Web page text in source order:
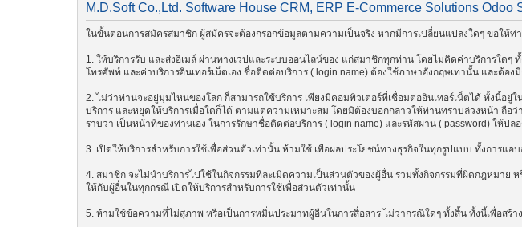
)
M.D.Soft Co.,Ltd. Software House CRM, ERP E-Commerce Solutions
ในขั้นตอนการสมัครสมาชิก ผู้สมัครจะต้องกรอกข้อมูลตามความเป็นจริง หากมีการเปลี่ยนแปลงใดๆ ขอให้
1. ให้บริการรับ และส่งอีเมล์ ผ่านทางเวปและระบบออนไลน์ของ แก่สมาชิกทุกท่าน โดยไม่คิดค่าบริการใด
โทรศัพท์ และค่าบริการอินเทอร์เน็ตเอง ชื่อติดต่อบริการ ( login name) ต้องใช้ภาษาอังกฤษเท่านั้น และต้อง
2. ไม่ว่าท่านจะอยู่มุมไหนของโลก ก็สามารถใช้บริการ เพียงมีคอมพิวเตอร์ที่เชื่อมต่ออินเทอร์เน็ตได้ ทั้งนี้
บริการ และหยุดให้บริการเมื่อใดก็ได้ ตามแต่ความเหมาะสม โดยมิต้องบอกกล่าวให้ท่านทราบล่วงหน้า ถื
ราบว่า เป็นหน้าที่ของท่านเอง ในการรักษาชื่อติดต่อบริการ ( login name) และรหัสผ่าน ( password) ให้ป
3. เปิดให้บริการสำหรับการใช้เพื่อส่วนตัวเท่านั้น ห้ามใช้ เพื่อผลประโยชน์ทางธุรกิจในทุกรูปแบบ ทั้งการ
4. สมาชิก จะไม่นำบริการไปใช้ในกิจกรรมที่ละเมิดความเป็นส่วนตัวของผู้อื่น รวมทั้งกิจกรรมที่ผิดกฎหมาย
ให้กับผู้อื่นในทุกกรณี เปิดให้บริการสำหรับการใช้เพื่อส่วนตัวเท่านั้น
5. ห้ามใช้ข้อความที่ไม่สุภาพ หรือเป็นการหมิ่นประมาทผู้อื่นในการสื่อสาร ไม่ว่ากรณีใดๆ ทั้งสิ้น ทั้งนี้เพื่อสร้า